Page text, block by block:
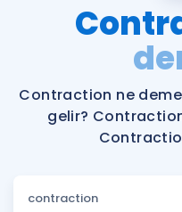
Katılımcı Görüşleri
Faydalı Araçlar
Ücretsiz Kaynaklar
Contraction ne
gelir?